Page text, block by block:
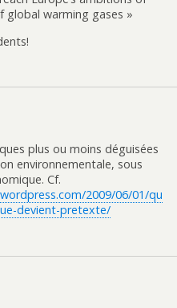
global warming gases »
plus ou moins déguisées
environnementale, sous
Cf.
2009/06/01/qu
devient-pretexte/